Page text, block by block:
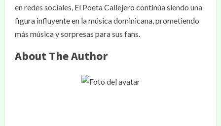
en redes sociales, El Poeta Callejero continúa siendo una
figura influyente en la música dominicana, prometiendo
más música y sorpresas para sus fans.
About The Author